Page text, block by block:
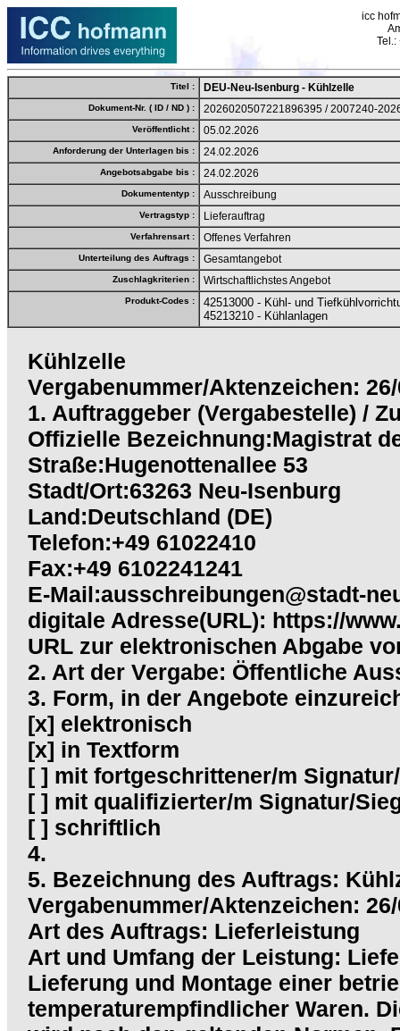
icc
Titel : DEU-Neu-Isenburg - Kühlzelle
Dokument-Nr. ( ID / ND ) : 2026020507221896395 / 2007240-
Veröffentlicht : 05.02.2026
Anforderung der Unterlagen bis : 24.02.2026
Angebotsabgabe bis : 24.02.2026
Dokumententyp : Ausschreibung
Vertragstyp : Lieferauftrag
Verfahrensart : Offenes Verfahren
Unterteilung des Auftrags : Gesamtangebot
Zuschlagkriterien : Wirtschaftlichstes Angebot
Produkt-Codes :
42513000 - Kühl- und
45213210 - Kühlanlagen
Kühlzelle
Vergabenummer/Aktenzeichen:
1. Auftraggeber (Vergabestelle) /
Offizielle Bezeichnung:Magistrat
Straße:Hugenottenallee 53
Stadt/Ort:63263 Neu-Isenburg
Land:Deutschland (DE)
Telefon:+49 61022410
Fax:+49 6102241241
E-Mail:ausschreibungen@stadt-
digitale Adresse(URL): https://
URL zur elektronischen Abgabe
2. Art der Vergabe: Öffentliche
3. Form, in der Angebote
[x] elektronisch
[x] in Textform
[ ] mit fortgeschrittener/m
[ ] mit qualifizierter/m Signatur/
[ ] schriftlich
4.
5. Bezeichnung des Auftrags:
Vergabenummer/Aktenzeichen:
Art des Auftrags: Lieferleistung
Art und Umfang der Leistung:
Lieferung und Montage einer
temperaturempfindlicher Waren.